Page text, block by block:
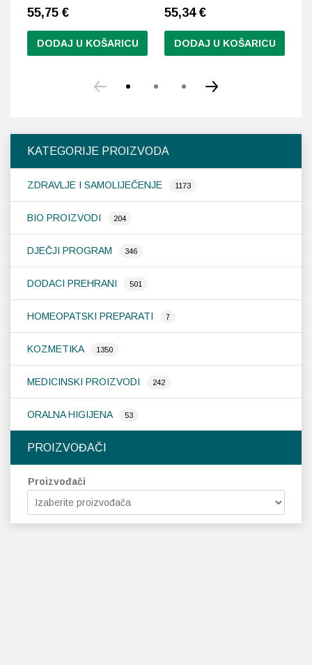
KATEGORIJE PROIZVODA
ZDRAVLJE I SAMOLIJEČENJE 1173
BIO PROIZVODI 204
DJEČJI PROGRAM 346
DODACI PREHRANI 501
HOMEOPATSKI PREPARATI 7
KOZMETIKA 1350
MEDICINSKI PROIZVODI 242
ORALNA HIGIJENA 53
PROIZVOĐAČI
Proizvođači
55,75 €
DODAJ U KOŠARICU
55,34 €
DODAJ U KOŠARICU